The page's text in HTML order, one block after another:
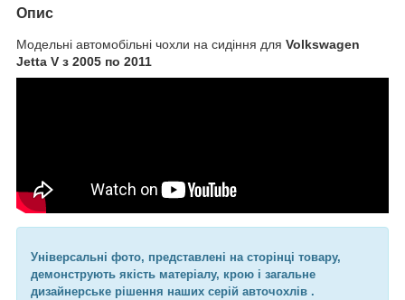
Опис
Модельні автомобільні чохли на сидіння для Volkswagen
Jetta V з 2005 по 2011
Універсальні фото, представлені на сторінці товару,
демонструють якість матеріалу, крою і загальне
дизайнерське рішення наших серій авточохлів .